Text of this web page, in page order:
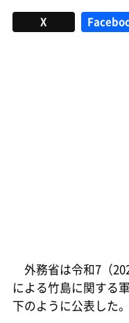
X
外務省は令和7（
による竹島に関する
下のように公表した。